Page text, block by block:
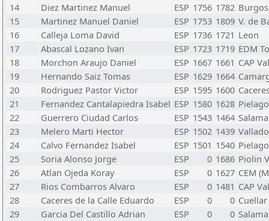
14
Diez Martinez Manuel ESP 1756 1782 Burgos
15
Martinez Manuel Daniel ESP 1753 1809 V. de
16
Calleja Loma David ESP 1736 1721 Leon
17
Abascal Lozano Ivan ESP 1723 1719 EDM
18
Morchon Araujo Daniel ESP 1667 1661 CAP
19
Hernando Saiz Tomas ESP 1629 1664
20
Rodriguez Pastor Victor ESP 1595 1600
21
Fernandez Cantalapiedra Isabel ESP 1580 1628
22
Guerrero Ciudad Carlos ESP 1543 1464
23
Melero Marti Hector ESP 1502 1439
24
Calvo Fernandez Isabel ESP 1501 1540
25
Soria Alonso Jorge ESP 0 1686 Piolin
26
Atlan Ojeda Koray ESP 0 1627 CEM
27
Rios Combarros Alvaro ESP 0 1481 CAP
28
Caceres de la Calle Eduardo ESP 0 0
29
Garcia Del Castillo Adrian ESP 0 0